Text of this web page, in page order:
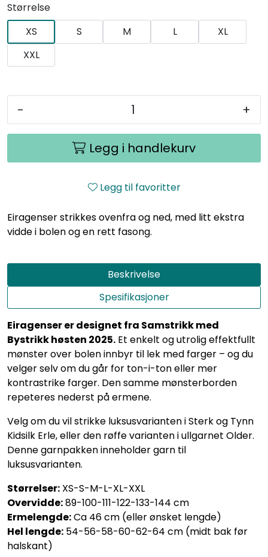
Størrelse
XS
S M L
XL
XXL
- +
Legg i handlekurv
Legg til favoritter
Eiragenser strikkes ovenfra og ned, med litt ekstra
vidde i bolen og en rett fasong.
Beskrivelse
Spesifikasjoner
Eiragenser er designet fra Samstrikk med
Bystrikk høsten 2025. Et enkelt og utrolig effektfullt
mønster over bolen innbyr til lek med farger – og du
velger selv om du går for ton-i-ton eller mer
kontrastrike farger. Den samme mønsterborden
repeteres nederst på ermene.
Velg om du vil strikke luksusvarianten i Sterk og Tynn
Kidsilk Erle, eller den røffe varianten i ullgarnet Older.
Denne garnpakken inneholder garn til
luksusvarianten.
Størrelser: XS-S-M-L-XL-XXL
Overvidde:89-100-111-122-133-144 cm
Ermelengde:Ca 46 cm (eller ønsket lengde)
Hel lengde: 54-56-58-60-62-64 cm (midt bak før
halskant)